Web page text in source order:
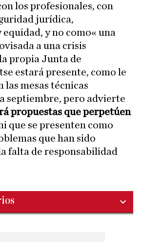
los profesionales, con
jurídica,
y no como« una
a una crisis
propia Junta de
estará presente, como le
las mesas técnicas
septiembre, pero advierte
propuestas que perpetúen
que se presenten como
que han sido
falta de responsabilidad